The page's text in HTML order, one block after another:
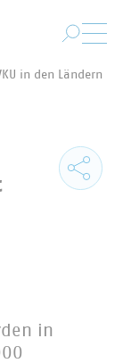
in den Ländern
in